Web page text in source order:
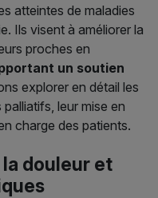
atteintes de maladies
Ils visent à améliorer la
proches en
un soutien
explorer en détail les
leur mise en
charge des patients.
douleur et